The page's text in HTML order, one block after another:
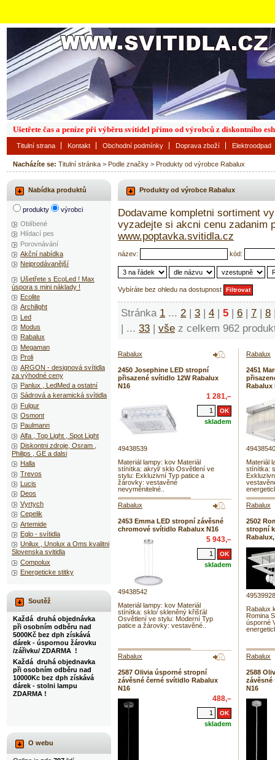
Nacházíte se: Titulní stránka > Podle značky > Produkty od výrobce Rabalux
Produkty od výrobce Rabalux
Dodavame kompletni sortiment
vyzadejte si akcni cenu zadanim
www.poptavka.svitidla.cz
název: kód:
Vybíráte bez ohledu na dostupnost
Stránka 1 ... 2 | 3 | 4 | 5 | 6 | 7 | 8
| ... 33 | vše z celkem 962
Rabalux
2450 Josephine LED stropní
přisazené svítidlo 12W Rabalux
N16
1 281,–
skladem
49438539
Materiál lampy: kov Materiál
stínítka: akryl/ sklo Osvětlení ve
stylu: Exkluzivní Typ patice a
žárovky: vestavěné
nevyměnitelné..
Rabalux
2451
Rabalux
49438540
Materiál
stínítka:
Rabalux
2453 Emma LED stropní závěsné
chromové svítidlo Rabalux N16
5 943,–
skladem
49438542
Materiál lampy: kov Materiál
stínítka: sklo/ skleněný křišťál
Osvětlení ve stylu: Moderní Typ
patice a žárovky: vestavěné..
Rabalux
2502
stropní
49539928
Rabalux
Romina
úsporné
Rabalux
2587 Olivia úsporné stropní
závěsné černé svítidlo Rabalux
N16
488,–
skladem
Rabalux
2588
N16
Nabídka produktů
produkty
výrobci
Oblíbené
Hlídací pes
Porovnávání
Akční nabídka
Nejprodávanější
Ušetřete s EcoLed ! Max
úspora s mini náklady !
Ecolite
Archilight
Led
Modus
Rabalux
Megaman
Proli
ARGON - designová svítidla
za výhodné ceny
Panlux , LedMed a ostatní
Sádrová a keramická svítidla
Fulgur
Osmont
Paulmann
Alfa , Top Light , Spot Light
Diskontni zdroje, Osram ,
Philips , GE a dalsi
Halla
Trevos
Lucis
Deos
Vyrtych
Cepelik
Artemide
Eglo - svítidla
Unilux , Unolux a Oms kvalitni
Slovenska svitidla
Compolux
Energeticke stitky
Soutěž
Každá druhá objednávka
při osobním odběru nad
5000Kč bez dph získává
dárek - úspornou žárovku
/zářivku/ ZDARMA !
Každá druhá objednavka
při osobním odběru nad
10000Kc bez dph získává
dárek - stolni lampu
ZDARMA !
O webu
Titulní strana Kontakt Obchodní podmínky Doprava zboží Elektroodpad
Ušetřete čas a peníze při výběru svítidel přímo od výrobců z diskontního